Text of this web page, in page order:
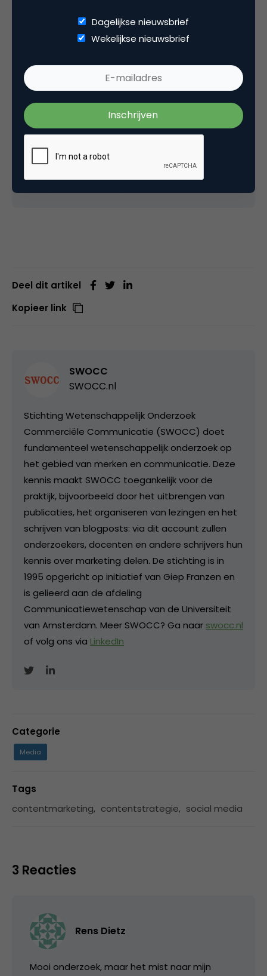
ritme te volgen. Zo maak je van realtime marketing
een echt succes!
Het volledige artikel van Mazerant, Willemsen,
Kamphuis, & Van der Veen is getiteld ‘Real
time is real money? The effectiveness of Real
Time Marketing as a strategy to increase the
sharing of brand tweets’. Het paper zal
gepresenteerd worden op het ICRORIA
Deel dit artikel
Kopieer link
SWOCC
SWOCC.nl
Stichting Wetenschappelijk Onderzoek
Commerciële Communicatie (SWOCC) doet
fundamenteel wetenschappelijk onderzoek op
het gebied van merken en communicatie. Deze
kennis maakt SWOCC toegankelijk voor de
praktijk, bijvoorbeeld door het uitbrengen van
publicaties, het organiseren van lezingen en het
schrijven van blogposts: via dit account zullen
onderzoekers, docenten en andere schrijvers hun
kennis over marketing delen. De stichting is in
1995 opgericht op initiatief van Giep Franzen en
is gelieerd aan de afdeling
Communicatiewetenschap van de Universiteit
van Amsterdam. Meer SWOCC? Ga naar swocc.nl
of volg ons via LinkedIn
Categorie
Media
Tags
contentmarketing, contentstrategie, social media
3 Reacties
Rens Dietz
Mooi onderzoek, maar het mist naar mijn
Dagelijkse nieuwsbrief
Wekelijkse nieuwsbrief